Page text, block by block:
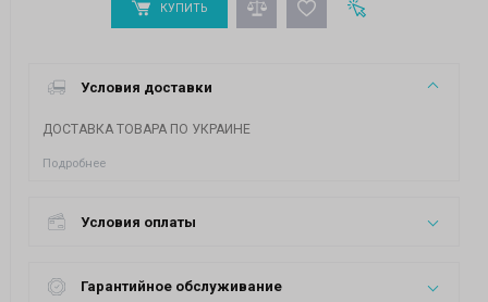
КУПИТЬ
Условия доставки
ДОСТАВКА ТОВАРА ПО УКРАИНЕ
Подробнее
Условия оплаты
Гарантийное обслуживание